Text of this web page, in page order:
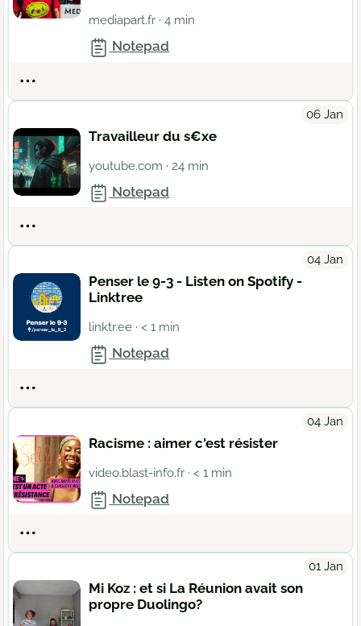
mediapart.fr · 4 min
Notepad
06 Jan
Travailleur du s€xe
youtube.com · 24 min
Notepad
04 Jan
Penser le 9-3 - Listen on Spotify -
Linktree
linktr.ee · < 1 min
Notepad
04 Jan
Racisme : aimer c'est résister
video.blast-info.fr · < 1 min
Notepad
01 Jan
Mi Koz : et si La Réunion avait son
propre Duolingo?